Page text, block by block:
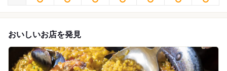
おいしいお店を発見